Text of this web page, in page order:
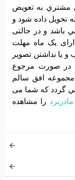
مشتري به تعويض
تحويل داده شود و
ماه گارانتي مي باشد و در حالتی
یک ماه مهلت
یا نداشتن تصویر
در صورت مرجوع
مجموعه افق سالم
گردد که شما می
را مشاهده